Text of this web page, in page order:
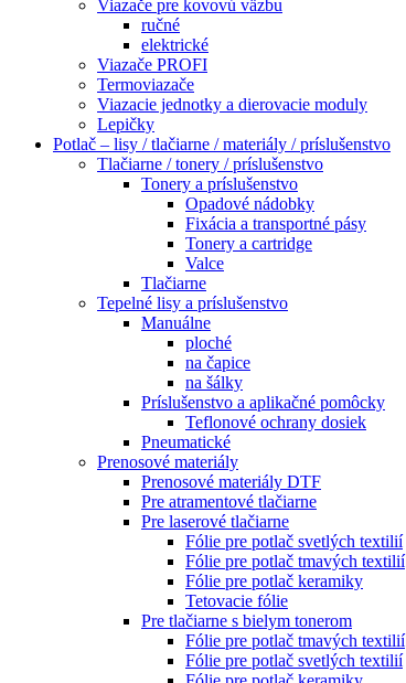
Viazače pre kovovú väzbu
ručné
elektrické
Viazače PROFI
Termoviazače
Viazacie jednotky a dierovacie moduly
Lepičky
Potlač – lisy / tlačiarne / materiály / príslušenstvo
Tlačiarne / tonery / príslušenstvo
Tonery a príslušenstvo
Opadové nádobky
Fixácia a transportné pásy
Tonery a cartridge
Valce
Tlačiarne
Tepelné lisy a príslušenstvo
Manuálne
ploché
na čapice
na šálky
Príslušenstvo a aplikačné pomôcky
Teflonové ochrany dosiek
Pneumatické
Prenosové materiály
Prenosové materiály DTF
Pre atramentové tlačiarne
Pre laserové tlačiarne
Fólie pre potlač svetlých textilií
Fólie pre potlač tmavých textilií
Fólie pre potlač keramiky
Tetovacie fólie
Pre tlačiarne s bielym tonerom
Fólie pre potlač tmavých textilií
Fólie pre potlač svetlých textilií